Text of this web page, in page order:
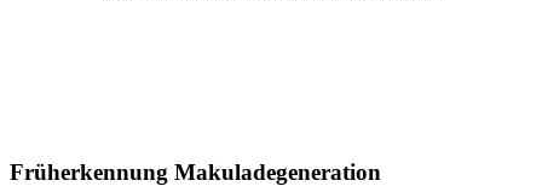
Früherkennung Makuladegeneration